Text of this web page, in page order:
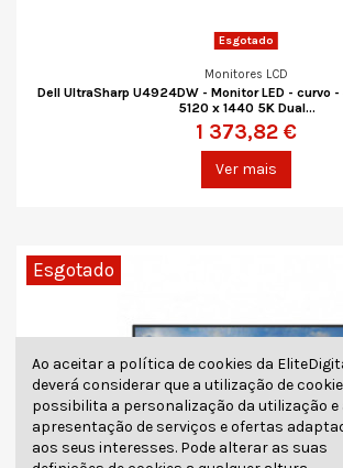
Esgotado
Monitores LCD
Dell UltraSharp U4924DW - Monitor LED - curvo
5120 x 1440 5K Dual...
1 373,82 €
Ver mais
Esgotado
Ao aceitar a política de cookies da
deverá considerar que a utilização de
possibilita a personalização da utilização e
apresentação de serviços e ofertas
aos seus interesses. Pode alterar as suas